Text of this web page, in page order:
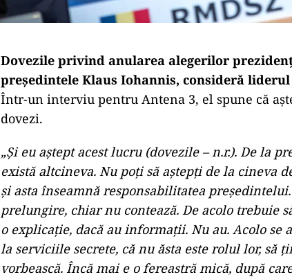
Dovezile privind anularea alegerilor
președintele Klaus Iohannis, consideră liderul
Într-un interviu pentru Antena 3, el spune că
dovezi.
„Şi eu aştept acest lucru (dovezile – n.r.). De la
există altcineva. Nu poţi să aştepţi de la cineva
şi asta înseamnă responsabilitatea
prelungire, chiar nu contează. De acolo trebuie
o explicaţie, dacă au informaţii. Nu au. Acolo se
la serviciile secrete, că nu ăsta este rolul lor, să
vorbească. Încă mai e o fereastră mică, după